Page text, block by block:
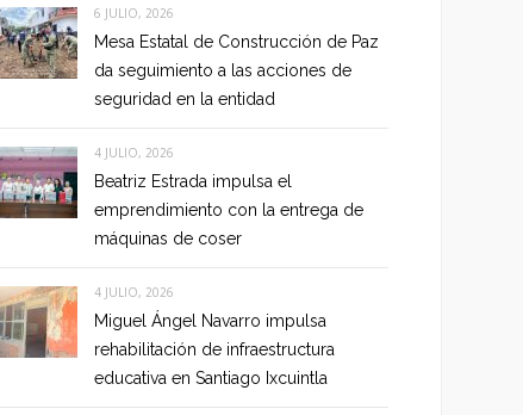
6 JULIO, 2026
Mesa Estatal de Construcción de Paz
da seguimiento a las acciones de
seguridad en la entidad
4 JULIO, 2026
Beatriz Estrada impulsa el
emprendimiento con la entrega de
máquinas de coser
4 JULIO, 2026
Miguel Ángel Navarro impulsa
rehabilitación de infraestructura
educativa en Santiago Ixcuintla